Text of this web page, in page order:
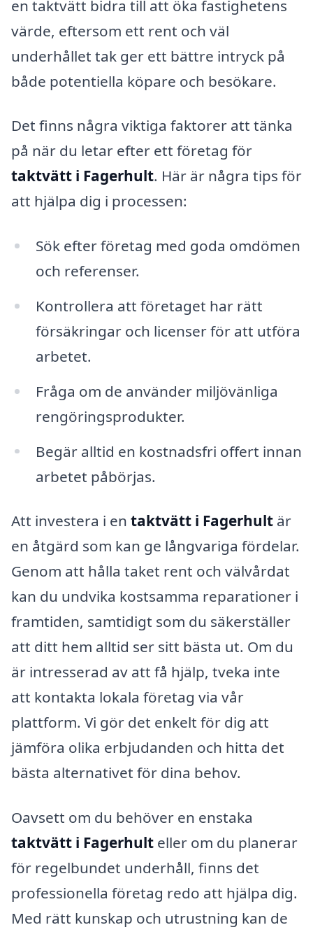
en taktvätt bidra till att öka fastighetens
värde, eftersom ett rent och väl
underhållet tak ger ett bättre intryck på
både potentiella köpare och besökare.
Det finns några viktiga faktorer att tänka
på när du letar efter ett företag för
taktvätt i Fagerhult. Här är några tips för
att hjälpa dig i processen:
Sök efter företag med goda omdömen
och referenser.
Kontrollera att företaget har rätt
försäkringar och licenser för att utföra
arbetet.
Fråga om de använder miljövänliga
rengöringsprodukter.
Begär alltid en kostnadsfri offert innan
arbetet påbörjas.
Att investera i en taktvätt i Fagerhult är
en åtgärd som kan ge långvariga fördelar.
Genom att hålla taket rent och välvårdat
kan du undvika kostsamma reparationer i
framtiden, samtidigt som du säkerställer
att ditt hem alltid ser sitt bästa ut. Om du
är intresserad av att få hjälp, tveka inte
att kontakta lokala företag via vår
plattform. Vi gör det enkelt för dig att
jämföra olika erbjudanden och hitta det
bästa alternativet för dina behov.
Oavsett om du behöver en enstaka
taktvätt i Fagerhult eller om du planerar
för regelbundet underhåll, finns det
professionella företag redo att hjälpa dig.
Med rätt kunskap och utrustning kan de